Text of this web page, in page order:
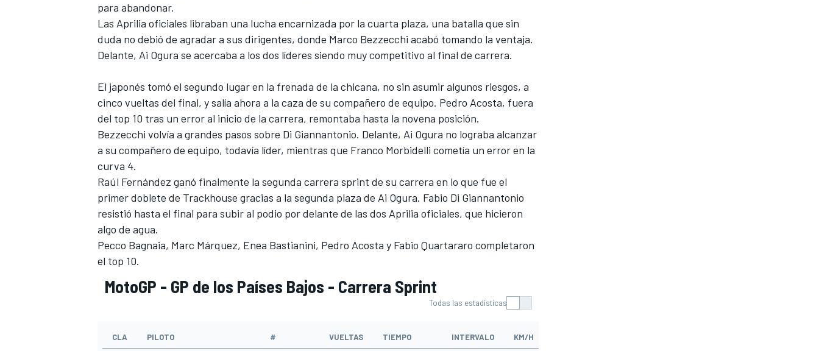
para abandonar.
Las Aprilia oficiales libraban una lucha encarnizada por la cuarta plaza, una batalla que sin
duda no debió de agradar a sus dirigentes, donde Marco Bezzecchi acabó tomando la ventaja.
Delante, Ai Ogura se acercaba a los dos líderes siendo muy competitivo al final de carrera.
El japonés tomó el segundo lugar en la frenada de la chicana, no sin asumir algunos riesgos, a
cinco vueltas del final, y salía ahora a la caza de su compañero de equipo. Pedro Acosta, fuera
del top 10 tras un error al inicio de la carrera, remontaba hasta la novena posición.
Bezzecchi volvía a grandes pasos sobre Di Giannantonio. Delante, Ai Ogura no lograba alcanzar
a su compañero de equipo, todavía líder, mientras que Franco Morbidelli cometía un error en la
curva 4.
Raúl Fernández ganó finalmente la segunda carrera sprint de su carrera en lo que fue el
primer doblete de Trackhouse gracias a la segunda plaza de Ai Ogura. Fabio Di Giannantonio
resistió hasta el final para subir al podio por delante de las dos Aprilia oficiales, que hicieron
algo de agua.
Pecco Bagnaia, Marc Márquez, Enea Bastianini, Pedro Acosta y Fabio Quartararo completaron
el top 10.
MotoGP - GP de los Países Bajos - Carrera Sprint
Todas las estadísticas
CLA PILOTO # VUELTAS TIEMPO INTERVALO KM/H